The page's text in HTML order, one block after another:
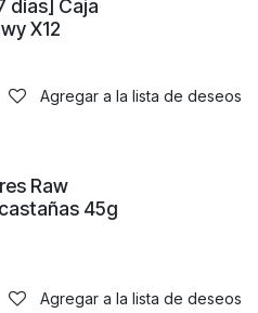
días] Caja
X12
Agregar a la lista de deseos
Raw
45g
Agregar a la lista de deseos